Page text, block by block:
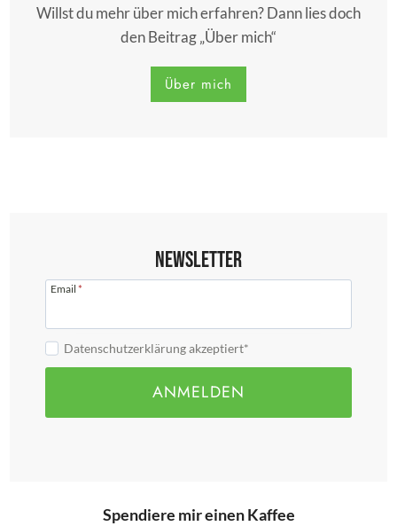
Willst du mehr über mich erfahren? Dann lies doch
den Beitrag „Über mich“
Über mich
Newsletter
Email *
Datenschutzerklärung akzeptiert*
ANMELDEN
Spendiere mir einen Kaffee